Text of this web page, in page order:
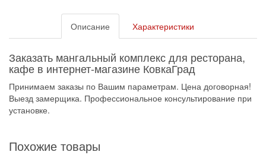
Описание Характеристики
Заказать мангальный комплекс для ресторана,
кафе в интернет-магазине КовкаГрад
Принимаем заказы по Вашим параметрам. Цена договорная!
Выезд замерщика. Профессиональное консультирование при
установке.
Похожие товары